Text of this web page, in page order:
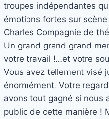
troupes indépendantes
émotions fortes sur
Charles Compagnie de
Un grand grand grand
votre travail !…et votre
Vous avez tellement visé
énormément. Votre
avons tout gagné si nous
public de cette manière !